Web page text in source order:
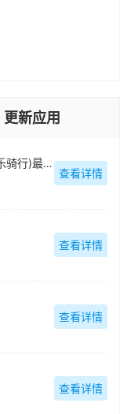
更新应用
南昌公共自行车客户端(洪城乐骑行)最新版
查看详情
查看详情
查看详情
查看详情